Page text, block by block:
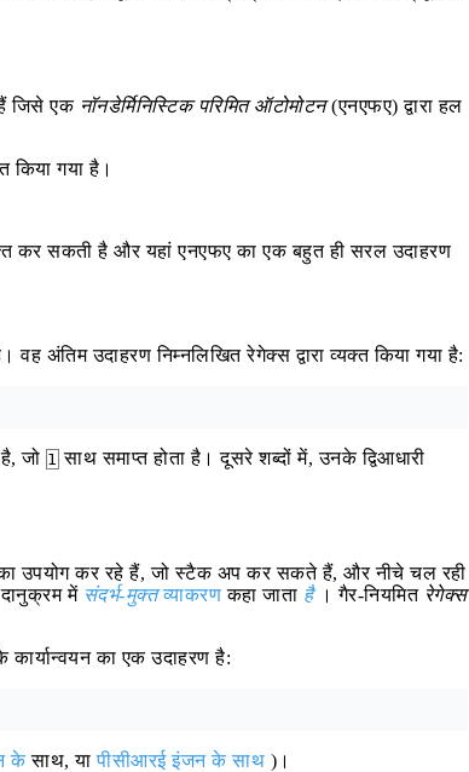
हैं जिसे एक नॉनडेर्मिनिस्टिक परिमित ऑटोमोटन(एनएफए) द्वारा हल
किया गया है।
कर सकती है और यहां एनएफए का एक बहुत ही सरल उदाहरण
अंतिम उदाहरण निम्नलिखित रेगेक्स द्वारा व्यक्त किया गया है:
जो 1 साथ समाप्त होता है। दूसरे शब्दों में, उनके द्विआधारी
उपयोग कर रहे हैं, जो स्टैक अप कर सकते हैं, और नीचे चल रही
में संदर्भ-मुक्तव्याकरण कहा जाता है। गैर-नियमित रेगेक्स
का एक उदाहरण है:
के साथ, यापीसीआरई इंजन के साथ )।